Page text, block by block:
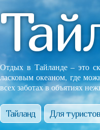
Отдых в Тайланде – это
ласковым океаном, где
всех заботах в объятиях
Тайланд Для туристов